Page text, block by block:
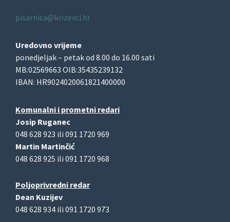
pisarnica@krizevci.hr
Uredovno vrijeme
ponedjeljak – petak od 8.00 do 16.00 sati
MB:02569663 OIB:35435239132
IBAN: HR9024020061821400000
Komunalni i prometni redari
Josip Ruganec
048 628 923 ili 091 1720 969
Martin Martinčić
048 628 925 ili 091 1720 968
Poljoprivredni redar
Dean Kuzijev
048 628 934 ili 091 1720 973